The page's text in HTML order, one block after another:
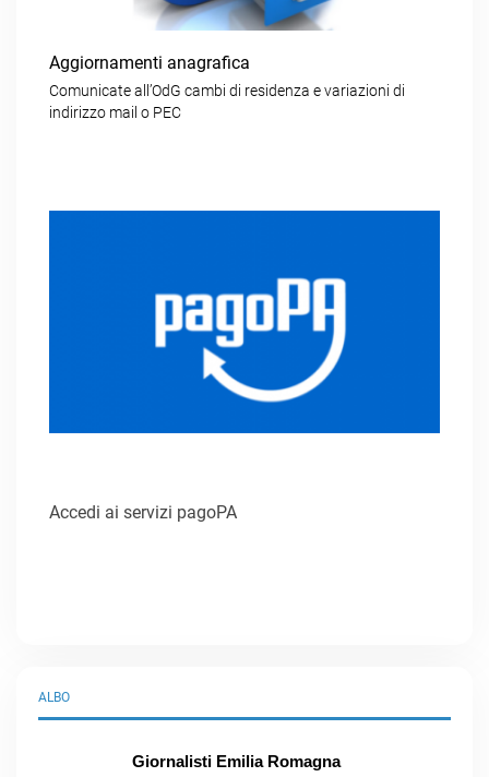
Aggiornamenti anagrafica
Comunicate all’OdG cambi di residenza e variazioni di
indirizzo mail o PEC
Accedi ai servizi pagoPA
ALBO
Giornalisti Emilia Romagna